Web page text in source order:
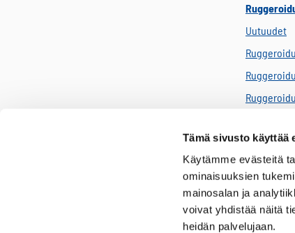
Tämä sivusto käyttää
Käytämme evästeitä
ominaisuuksien
mainosalan ja
voivat yhdistää näitä
heidän palvelujaan.
Uutuudet
Taktinen
Ballistiset